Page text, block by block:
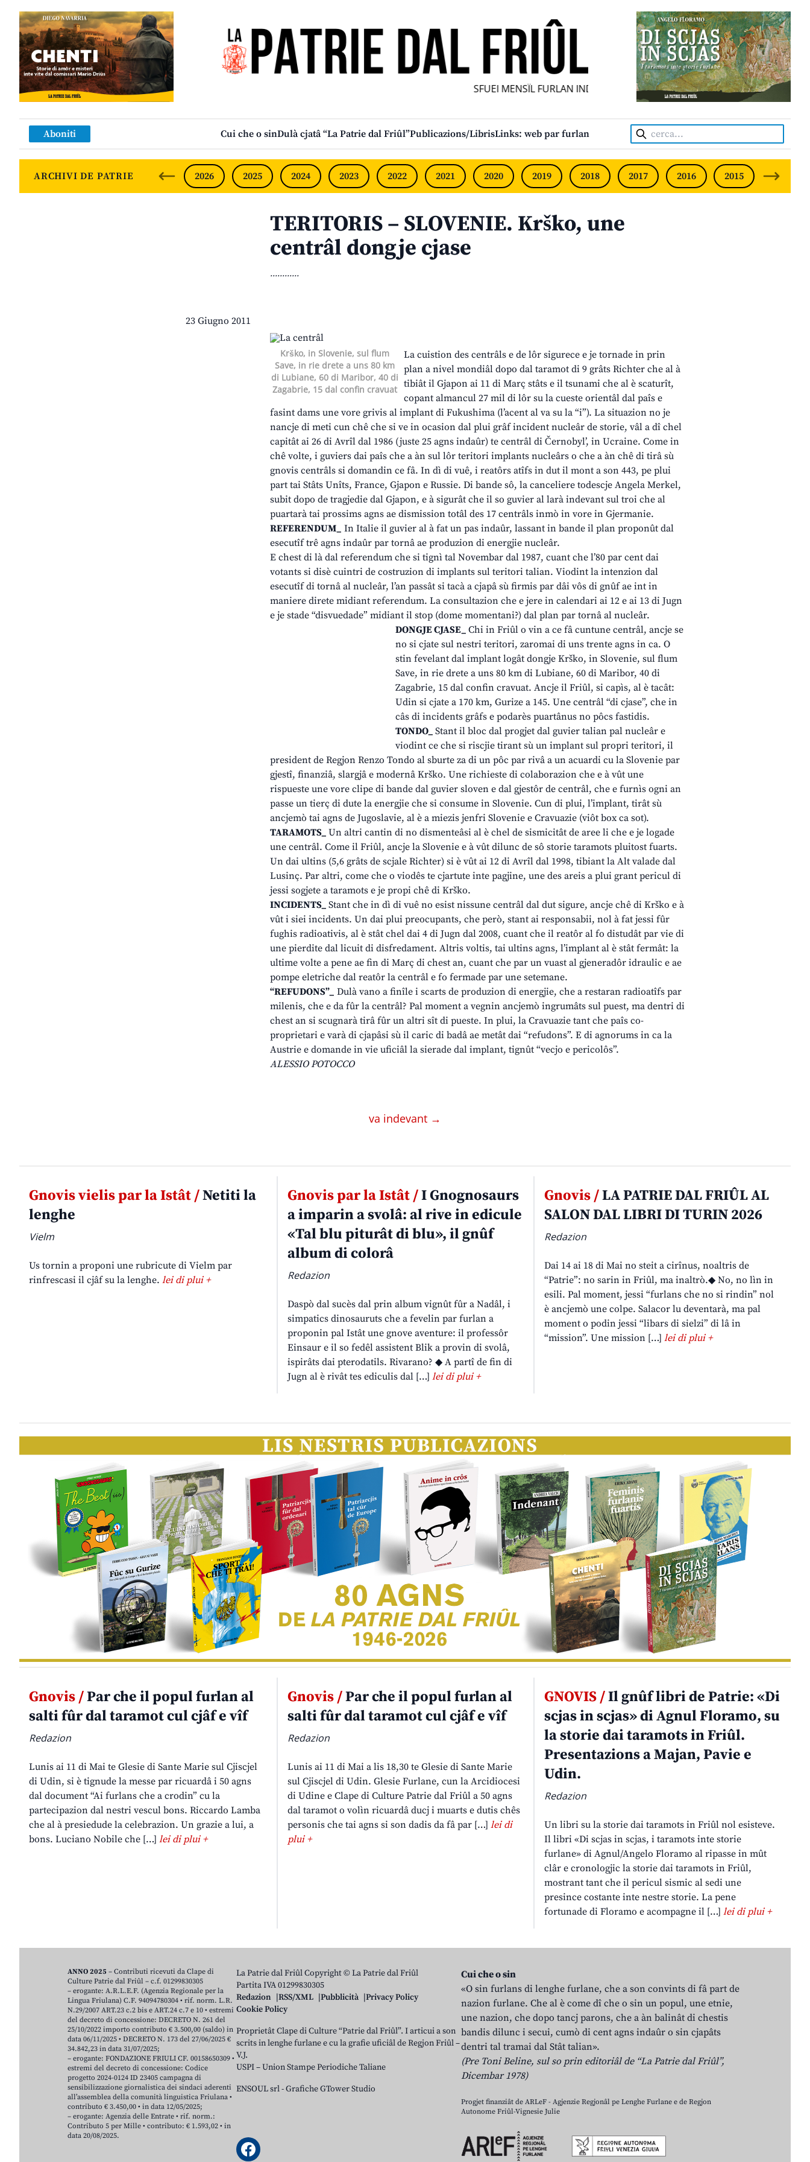
SFUEI MENSÎL FURLAN INDIPENDENT • INDEPENDENT FRIULIAN MONTHLY •
Aboniti Cui che o sinDulà cjatâ “La Patrie dal Friûl”Publicazions/LibrisLinks: web par furlan Cerca:
ARCHIVI DE PATRIE 2026 2025 2024 2023 2022 2021 2020 2019 2018 2017 2016 2015 2014
TERITORIS – SLOVENIE. Krško, une
centrâl dongje cjase
............
23 Giugno 2011
Krško, in Slovenie, sul flum
Save, in rie drete a uns 80 km
di Lubiane, 60 di Maribor, 40 di
Zagabrie, 15 dal confin cravuat
La cuistion des centrâls e de lôr sigurece e je tornade in prin
plan a nivel mondiâl dopo dal taramot di 9 grâts Richter che al à
tibiât il Gjapon ai 11 di Març stâts e il tsunami che al è scaturît,
copant almancul 27 mil di lôr su la cueste orientâl dal paîs e
fasint dams une vore grivis al implant di Fukushima (l’acent al va su la “i”). La situazion no je
nancje di meti cun chê che si ve in ocasion dal plui grâf incident nucleâr de storie, vâl a dî chel
capitât ai 26 di Avrîl dal 1986 (juste 25 agns indaûr) te centrâl di Černobyl’, in Ucraine. Come in
chê volte, i guviers dai paîs che a àn sul lôr teritori implants nucleârs o che a àn chê di tirâ sù
gnovis centrâls si domandin ce fâ. In dì di vuê, i reatôrs atîfs in dut il mont a son 443, pe plui
part tai Stâts Unîts, France, Gjapon e Russie. Di bande sô, la canceliere todescje Angela Merkel,
subit dopo de tragjedie dal Gjapon, e à sigurât che il so guvier al larà indevant sul troi che al
puartarà tai prossims agns ae dismission totâl des 17 centrâls inmò in vore in Gjermanie.
REFERENDUM_ In Italie il guvier al à fat un pas indaûr, lassant in bande il plan proponût dal
esecutîf trê agns indaûr par tornâ ae produzion di energjie nucleâr.
E chest di là dal referendum che si tignì tal Novembar dal 1987, cuant che l’80 par cent dai
votants si disè cuintri de costruzion di implants sul teritori talian. Viodint la intenzion dal
esecutîf di tornâ al nucleâr, l’an passât si tacà a cjapâ sù firmis par dâi vôs di gnûf ae int in
maniere direte midiant referendum. La consultazion che e jere in calendari ai 12 e ai 13 di Jugn
e je stade “disvuedade” midiant il stop (dome momentani?) dal plan par tornâ al nucleâr.
DONGJE CJASE_ Chi in Friûl o vin a ce fâ cuntune centrâl, ancje se
no si cjate sul nestri teritori, zaromai di uns trente agns in ca. O
stin fevelant dal implant logât dongje Krško, in Slovenie, sul flum
Save, in rie drete a uns 80 km di Lubiane, 60 di Maribor, 40 di
Zagabrie, 15 dal confin cravuat. Ancje il Friûl, si capìs, al è tacât:
Udin si cjate a 170 km, Gurize a 145. Une centrâl “di cjase”, che in
câs di incidents grâfs e podarès puartânus no pôcs fastidis.
TONDO_ Stant il bloc dal progjet dal guvier talian pal nucleâr e
viodint ce che si riscjie tirant sù un implant sul propri teritori, il
president de Regjon Renzo Tondo al sburte za di un pôc par rivâ a un acuardi cu la Slovenie par
gjestî, finanziâ, slargjâ e modernâ Krško. Une richieste di colaborazion che e à vût une
rispueste une vore clipe di bande dal guvier sloven e dal gjestôr de centrâl, che e furnìs ogni an
passe un tierç di dute la energjie che si consume in Slovenie. Cun di plui, l’implant, tirât sù
ancjemò tai agns de Jugoslavie, al è a miezis jenfri Slovenie e Cravuazie (viôt box ca sot).
TARAMOTS_ Un altri cantin di no dismenteâsi al è chel de sismicitât de aree li che e je logade
une centrâl. Come il Friûl, ancje la Slovenie e à vût dilunc de sô storie taramots pluitost fuarts.
Un dai ultins (5,6 grâts de scjale Richter) si è vût ai 12 di Avrîl dal 1998, tibiant la Alt valade dal
Lusinç. Par altri, come che o viodês te cjartute inte pagjine, une des areis a plui grant pericul di
jessi sogjete a taramots e je propi chê di Krško.
INCIDENTS_ Stant che in dì di vuê no esist nissune centrâl dal dut sigure, ancje chê di Krško e à
vût i siei incidents. Un dai plui preocupants, che però, stant ai responsabii, nol à fat jessi fûr
fughis radioativis, al è stât chel dai 4 di Jugn dal 2008, cuant che il reatôr al fo distudât par vie di
une pierdite dal licuit di disfredament. Altris voltis, tai ultins agns, l’implant al è stât fermât: la
ultime volte a pene ae fin di Març di chest an, cuant che par un vuast al gjeneradôr idraulic e ae
pompe eletriche dal reatôr la centrâl e fo fermade par une setemane.
“REFUDONS”_ Dulà vano a finîle i scarts de produzion di energjie, che a restaran radioatîfs par
milenis, che e da fûr la centrâl? Pal moment a vegnin ancjemò ingrumâts sul puest, ma dentri di
chest an si scugnarà tirâ fûr un altri sît di pueste. In plui, la Cravuazie tant che paîs co-
proprietari e varà di cjapâsi sù il caric di badâ ae metât dai “refudons”. E di agnorums in ca la
Austrie e domande in vie uficiâl la sierade dal implant, tignût “vecjo e pericolôs”.
ALESSIO POTOCCO
va indevant →
Gnovis vielis par la Istât /Netiti la
lenghe
Vielm
Us tornin a proponi une rubricute di Vielm par
rinfrescasi il cjâf su la lenghe. lei di plui +
Gnovis par la Istât /I Gnognosaurs
a imparin a svolâ: al rive in edicule
«Tal blu piturât di blu», il gnûf
album di colorâ
Redazion
Daspò dal sucès dal prin album vignût fûr a Nadâl, i
simpatics dinosauruts che a fevelin par furlan a
proponin pal Istât une gnove aventure: il professôr
Einsaur e il so fedêl assistent Blik a provin di svolâ,
ispirâts dai pterodatils. Rivarano? ◆ A partî de fin di
Jugn al è rivât tes ediculis dal […] lei di plui +
Gnovis /LA PATRIE DAL FRIÛL AL
SALON DAL LIBRI DI TURIN 2026
Redazion
Dai 14 ai 18 di Mai no steit a cirînus, noaltris de
“Patrie”: no sarin in Friûl, ma inaltrò.◆ No, no lìn in
esili. Pal moment, jessi “furlans che no si rindin” nol
è ancjemò une colpe. Salacor lu deventarà, ma pal
moment o podin jessi “libars di sielzi” di lâ in
“mission”. Une mission […]lei di plui +
Gnovis /Par che il popul furlan al
salti fûr dal taramot cul cjâf e vîf
Redazion
Lunis ai 11 di Mai te Glesie di Sante Marie sul Cjiscjel
di Udin, si è tignude la messe par ricuardâ i 50 agns
dal document “Ai furlans che a crodin” cu la
partecipazion dal nestri vescul bons. Riccardo Lamba
che al à presiedude la celebrazion. Un grazie a lui, a
bons. Luciano Nobile che […] lei di plui +
Gnovis /Par che il popul furlan al
salti fûr dal taramot cul cjâf e vîf
Redazion
Lunis ai 11 di Mai a lis 18,30 te Glesie di Sante Marie
sul Cjiscjel di Udin. Glesie Furlane, cun la Arcidiocesi
di Udine e Clape di Culture Patrie dal Friûl a 50 agns
dal taramot o volìn ricuardâ ducj i muarts e dutis chês
personis che tai agns si son dadis da fâ par […] lei di
plui +
GNOVIS /Il gnûf libri de Patrie: «Di
scjas in scjas» di Agnul Floramo, su
la storie dai taramots in Friûl.
Presentazions a Majan, Pavie e
Udin.
Redazion
Un libri su la storie dai taramots in Friûl nol esisteve.
Il libri «Di scjas in scjas, i taramots inte storie
furlane» di Agnul/Angelo Floramo al ripasse in mût
clâr e cronologjic la storie dai taramots in Friûl,
mostrant tant che il pericul sismic al sedi une
presince costante inte nestre storie. La pene
fortunade di Floramo e acompagne il […]lei di plui +
La Patrie dal Friûl Copyright © La Patrie dal Friûl
Partita IVA 01299830305
Redazion
RSS/XML Pubblicità
Privacy Policy
Cookie Policy
Proprietât Clape di Culture “Patrie dal Friûl”. I articui a son
scrits in lenghe furlane e cu la grafie uficiâl de Regjon Friûl –
V.J.
USPI – Union Stampe Periodiche Taliane
ENSOUL srl-Grafiche GTower Studio
Cui che o sin
«O sin furlans di lenghe furlane, che a son convints di fâ part de
nazion furlane. Che al è come dî che o sin un popul, une etnie,
une nazion, che dopo tancj parons, che a àn balinât di chestis
bandis dilunc i secui, cumò di cent agns indaûr o sin cjapâts
dentri tal tramai dal Stât talian».
(Pre Toni Beline, sul so prin editoriâl de “La Patrie dal Friûl”,
Dicembar 1978)
Progjet finanziât de ARLeF - Agjenzie Regjonâl pe Lenghe Furlane e de Regjon
Autonome Friûl-Vignesie Julie
ANNO 2025 – Contributi ricevuti da Clape di
Culture Patrie dal Friûl – c.f. 01299830305
– erogante: A.R.L.E.F. (Agenzia Regionale per la
Lingua Friulana) C.F. 94094780304 • rif. norm. L.R.
N.29/2007 ART.23 c.2 bis e ART.24 c.7 e 10 • estremi
del decreto di concessione: DECRETO N. 261 del
25/10/2022 importo contributo € 3.500,00 (saldo) in
data 06/11/2025 • DECRETO N. 173 del 27/06/2025 €
34.842,23 in data 31/07/2025;
– erogante: FONDAZIONE FRIULI CF. 00158650309 •
estremi del decreto di concessione: Codice
progetto 2024-0124 ID 23405 campagna di
sensibilizzazione giornalistica dei sindaci aderenti
all’assemblea della comunità linguistica Friulana •
contributo € 3.450,00 • in data 12/05/2025;
– erogante: Agenzia delle Entrate • rif. norm.:
Contributo 5 per Mille • contributo: € 1.593,02 • in
data 20/08/2025.